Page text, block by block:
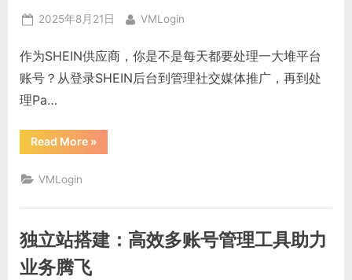
实
战”
Posted
2025年8月21日 By
VMLogin
作为SHEIN供应商，你是不是每天都要处理一大堆平台
账号？从登录SHEIN后台到管理社交媒体推广，再到处
理Pa…
Read More“SHEIN
供
用
浏
览
器
高
效
»
VMLogin
独立站搭建：高效多账号管理工具助力
业务腾飞